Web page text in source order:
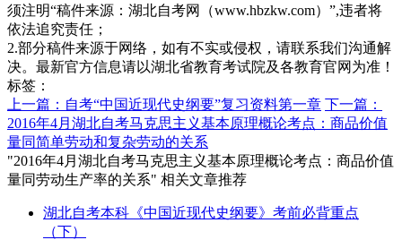
须注明“稿件来源：湖北自考网（www.hbzkw.com）”,违者将
依法追究责任；
2.部分稿件来源于网络，如有不实或侵权，请联系我们沟通解
决。最新官方信息请以湖北省教育考试院及各教育官网为准！
标签：
上一篇：自考“中国近现代史纲要”复习资料第一章 下一篇：
2016年4月湖北自考马克思主义基本原理概论考点：商品价值
量同简单劳动和复杂劳动的关系
"2016年4月湖北自考马克思主义基本原理概论考点：商品价值
量同劳动生产率的关系" 相关文章推荐
湖北自考本科《中国近现代史纲要》考前必背重点
（下）